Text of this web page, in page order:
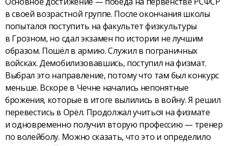
в своей возрастной группе. После окончания школы
попытался поступить на факультет физкультуры
в Грозном, но сдал экзамен по истории не лучшим
образом. Пошёл в армию. Служил в пограничных
войсках. Демобилизовавшись, поступил на физмат.
Выбрал это направление, потому что там был конкурс
меньше. Вскоре в Чечне начались непонятные
брожения, которые в итоге вылились в войну. Я решил
перевестись в Орёл. Продолжал учиться на физмате
и одновременно получил вторую профессию — тренер
по волейболу. Можно сказать, что это и определило